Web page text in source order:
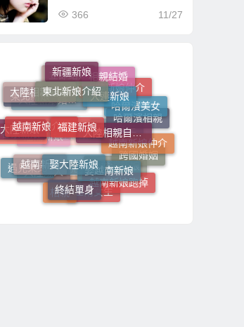
11/27
366
終結單身
相親 越南女生
越南新娘跑掉
娶越南新娘
娶大陸新娘
越南新娘
遇見東北
大陸媒人
廣西新娘
哈爾濱新娘
跨國婚姻
越南新娘仲介
大陸相親自由行
福建新娘
越南新娘介紹
大陸新娘
客家新娘
瀋陽新娘
大陸新娘婚姻媒合
東北女生
哈爾濱相親
哈爾濱美女
大連新娘
東北新娘介紹
大陸相親結婚
東北新娘
大陸新娘婚姻媒合介紹所
哈爾濱女生
大陸新娘仲介
相親結婚
新疆新娘
立即結婚